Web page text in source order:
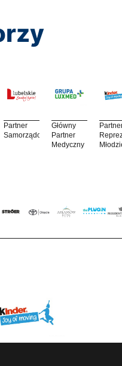
Partner
Samorządowy
Główny
Partner
Medyczny